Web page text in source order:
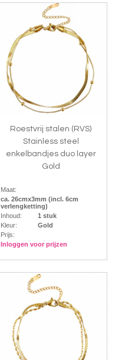
Roestvrij stalen (RVS)
Stainless steel
enkelbandjes duo layer
Gold
Maat:
ca. 26cmx3mm (incl. 6cm
verlengketting)
Inhoud:
1 stuk
Kleur:
Gold
Prijs:
Inloggen voor prijzen